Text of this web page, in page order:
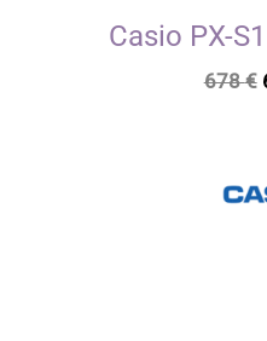
Casio PX-
678€